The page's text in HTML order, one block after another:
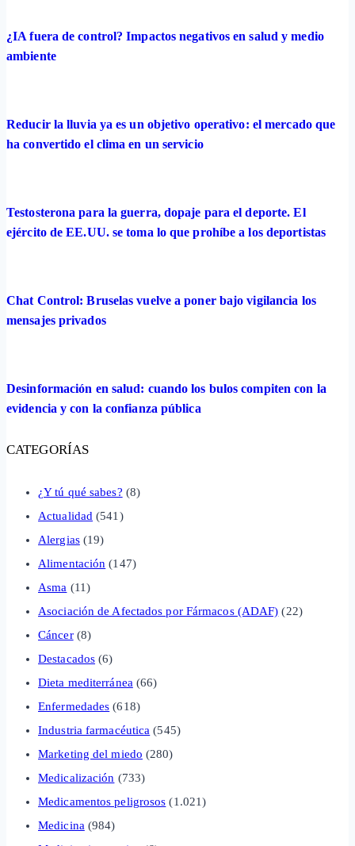
¿IA fuera de control? Impactos negativos en salud y medio
ambiente
Reducir la lluvia ya es un objetivo operativo: el mercado que
ha convertido el clima en un servicio
Testosterona para la guerra, dopaje para el deporte. El
ejército de EE.UU. se toma lo que prohíbe a los deportistas
Chat Control: Bruselas vuelve a poner bajo vigilancia los
mensajes privados
Desinformación en salud: cuando los bulos compiten con la
evidencia y con la confianza pública
CATEGORÍAS
¿Y tú qué sabes? (8)
Actualidad (541)
Alergias(19)
Alimentación (147)
Asma (11)
Asociación de Afectados por Fármacos (ADAF) (22)
Cáncer(8)
Destacados (6)
Dieta mediterránea(66)
Enfermedades (618)
Industria farmacéutica (545)
Marketing del miedo (280)
Medicalización (733)
Medicamentos peligrosos (1.021)
Medicina(984)